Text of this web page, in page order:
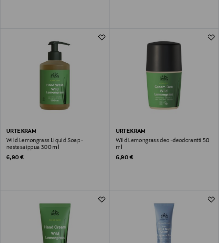
URTEKRAM
Wild Lemongrass Liquid Soap -
nestesaippua 300 ml
Original Price
6,90 €
URTEKRAM
Wild Lemongrass deo -deodorantti 50
ml
Original Price
6,90 €